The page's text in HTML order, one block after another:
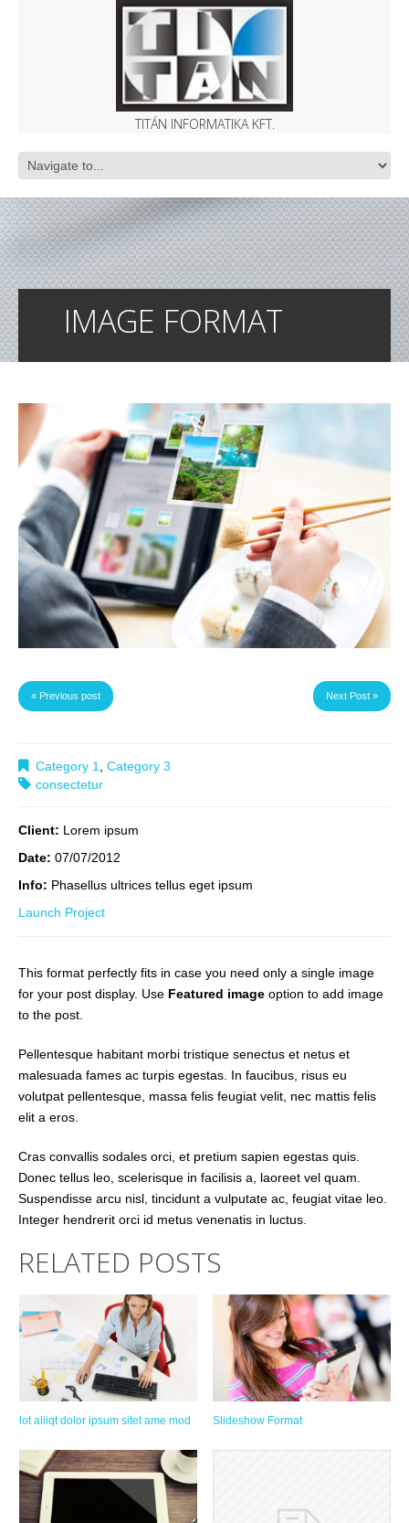
TITÁN INFORMATIKA KFT.
IMAGE FORMAT
« Previous post Next Post »
Category 1
Category 3
consectetur
Client: Lorem ipsum
Date: 07/07/2012
Info: Phasellus ultrices tellus eget ipsum
Launch Project
This format perfectly fits in case you need only a single image
for your post display. Use Featured image option to add image
to the post.
Pellentesque habitant morbi tristique senectus et netus et
malesuada fames ac turpis egestas. In faucibus, risus eu
volutpat pellentesque, massa felis feugiat velit, nec mattis felis
elit a eros.
Cras convallis sodales orci, et pretium sapien egestas quis.
Donec tellus leo, scelerisque in facilisis a, laoreet vel quam.
Suspendisse arcu nisl, tincidunt a vulputate ac, feugiat vitae leo.
Integer hendrerit orci id metus venenatis in luctus.
RELATED POSTS
lot aliiqt dolor ipsum sitet ame mod Slideshow Format